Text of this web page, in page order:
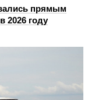
прямым
2026 году